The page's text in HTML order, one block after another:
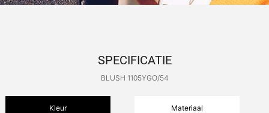
SPECIFICATIE
BLUSH 1105YGO/54
Kleur Materiaal